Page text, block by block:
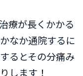
療が長くかかる
なか通院するに
るとその分痛み
します！